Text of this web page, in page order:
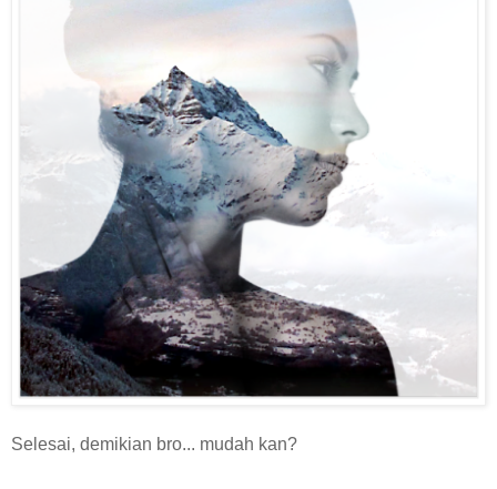
Selesai, demikian bro... mudah kan?